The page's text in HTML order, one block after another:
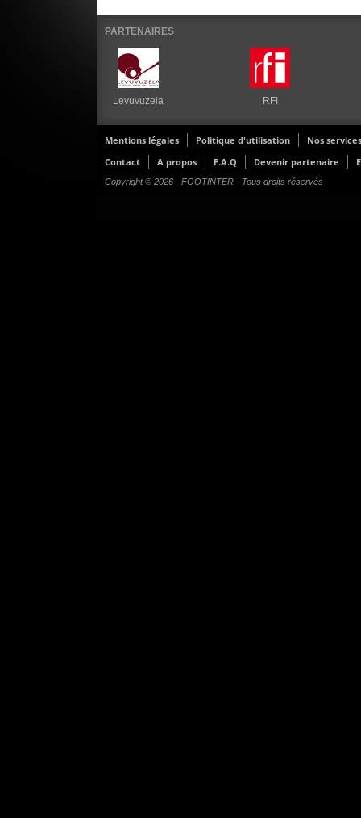
PARTENAIRES
Levuvuzela RFI
Mentions légales Politique d'utilisation
Nos services
Contact
A propos F.A.Q Devenir partenaire
Copyright © 2026 - FOOTINTER - Tous droits réservés